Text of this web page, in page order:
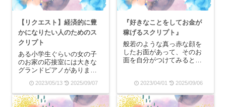
【リクエスト】経済的に豊
かになりたい人のためのス
クリプト
ある小学生ぐらいの女の子
のお家の応接室には大きな
グランドピアノがありま
ら帰ってきたらピアノの練
習をするのですが、ピアノ
に掛けられているフェルト
2023/05/13 2025/09/07
『好きなことをしてお金が
稼げるスクリプト』
般若のような真っ赤な顔を
したお面があって、そのお
面を自分がつけてみるとこ
顔をして悲鳴を上げて私か
ら遠ざかっていくかもしれ
ないし、またある人はなぜ
2023/04/01 2025/09/06